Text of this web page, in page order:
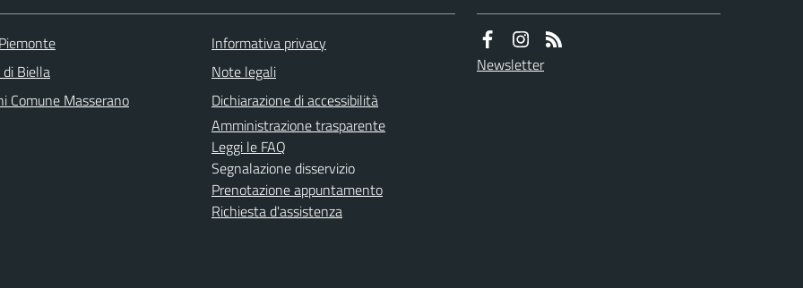
Biella
Comune Masserano
Informativa privacy
Note legali
Dichiarazione di accessibilità
Amministrazione trasparente
Leggi le FAQ
Segnalazione disservizio
Prenotazione appuntamento
Richiesta d'assistenza
Newsletter